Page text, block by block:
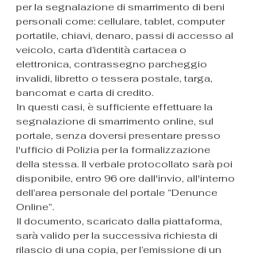
per la segnalazione di smarrimento di beni
personali come: cellulare, tablet, computer
portatile, chiavi, denaro, passi di accesso al
veicolo, carta d’identità cartacea o
elettronica, contrassegno parcheggio
invalidi, libretto o tessera postale, targa,
bancomat e carta di credito.
In questi casi, è sufficiente effettuare la
segnalazione di smarrimento online, sul
portale, senza doversi presentare presso
l'ufficio di Polizia per la formalizzazione
della stessa. Il verbale protocollato sarà poi
disponibile, entro 96 ore dall'invio, all'interno
dell’area personale del portale “Denunce
Online”.
Il documento, scaricato dalla piattaforma,
sarà valido per la successiva richiesta di
rilascio di una copia, per l’emissione di un